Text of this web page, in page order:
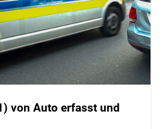
von Auto erfasst und